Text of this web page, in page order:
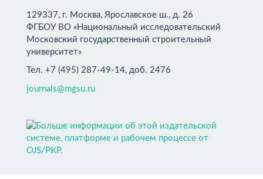
129337, г. Москва, Ярославское ш., д. 26
ФГБОУ ВО «Национальный исследовательский
Московский государственный строительный
университет»
Тел. +7 (495) 287-49-14, доб. 2476
journals@mgsu.ru